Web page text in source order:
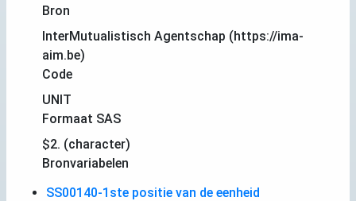
Bron
InterMutualistisch Agentschap (https://ima-
aim.be)
Code
UNIT
Formaat SAS
$2. (character)
Bronvariabelen
SS00140-1ste positie van de eenheid